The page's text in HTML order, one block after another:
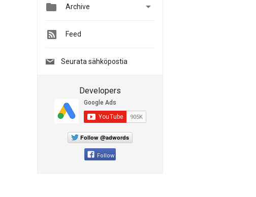
 Archive 
Feed
Seurata sähköpostia
Developers
Follow @adwords
Follow